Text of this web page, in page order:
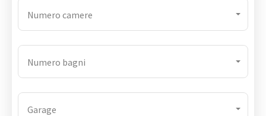
Numero camere
Numero bagni
Garage